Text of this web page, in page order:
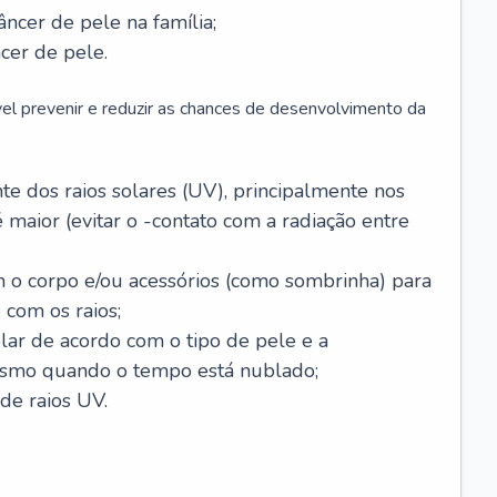
de pele na família;
de pele.
prevenir e reduzir as chances de desenvolvimento da
dos raios solares (UV), principalmente nos
(evitar o -contato com a radiação entre
corpo e/ou acessórios (como sombrinha) para
os raios;
de acordo com o tipo de pele e a
quando o tempo está nublado;
raios UV.